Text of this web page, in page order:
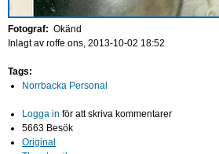
Fotograf: Okänd
Inlagt av roffe ons, 2013-10-02 18:52
Tags:
Norrbacka Personal
Logga in för att skriva kommentarer
5663 Besök
Original